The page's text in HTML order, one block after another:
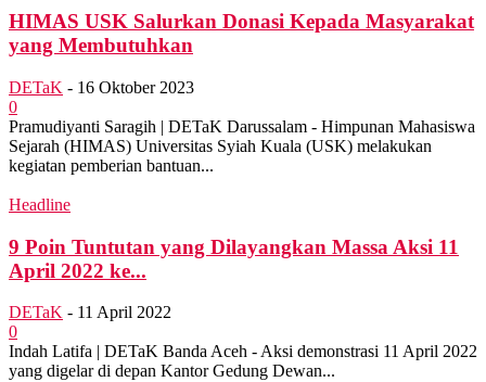
HIMAS USK Salurkan Donasi Kepada Masyarakat
yang Membutuhkan
DETaK - 16 Oktober 2023
0
Pramudiyanti Saragih | DETaK Darussalam - Himpunan Mahasiswa
Sejarah (HIMAS) Universitas Syiah Kuala (USK) melakukan
kegiatan pemberian bantuan...
Headline
9 Poin Tuntutan yang Dilayangkan Massa Aksi 11
April 2022 ke...
DETaK - 11 April 2022
0
Indah Latifa | DETaK Banda Aceh - Aksi demonstrasi 11 April 2022
yang digelar di depan Kantor Gedung Dewan...